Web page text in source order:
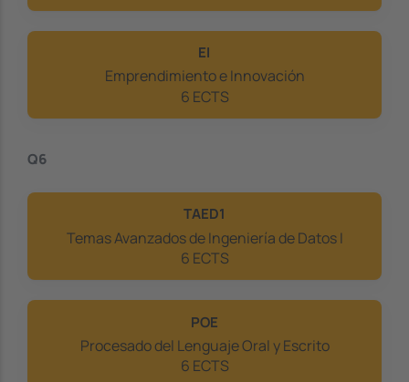
EI
Emprendimiento e Innovación
6 ECTS
Q6
TAED1
Temas Avanzados de Ingeniería de Datos I
6 ECTS
POE
Procesado del Lenguaje Oral y Escrito
6 ECTS